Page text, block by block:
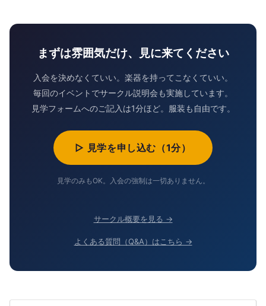
まずは雰囲気だけ、見に来てください
入会を決めなくていい。楽器を持ってこなくていい。
毎回のイベントでサークル説明会も実施しています。
見学フォームへのご記入は1分ほど。服装も自由です。
▷ 見学を申し込む（1分）
見学のみもOK。入会の強制は一切ありません。
サークル概要を見る →
よくある質問（Q&A）はこちら →